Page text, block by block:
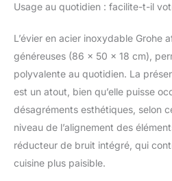
Usage au quotidien : facilite-t-il
L’évier en acier inoxydable Grohe
généreuses (86 x 50 x 18 cm),
polyvalente au quotidien. La
est un atout, bien qu’elle puisse
désagréments esthétiques, selon
niveau de l’alignement des
réducteur de bruit intégré, qui
cuisine plus paisible.